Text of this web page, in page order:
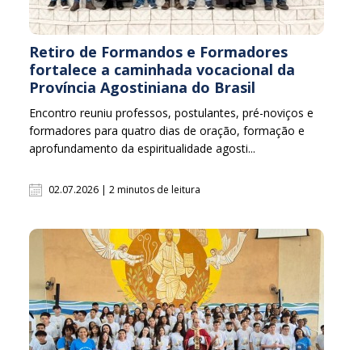
Retiro de Formandos e Formadores
fortalece a caminhada vocacional da
Província Agostiniana do Brasil
Encontro reuniu professos, postulantes, pré-noviços e
formadores para quatro dias de oração, formação e
aprofundamento da espiritualidade agosti...
02.07.2026 | 2 minutos de leitura